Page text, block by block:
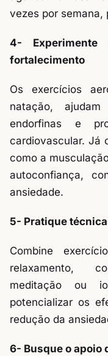
vezes por semana,
4- Experimente
fortalecimento
Os exercícios
natação,
endorfinas e
cardiovascular. Já
como a
autoconfiança,
ansiedade.
5- Pratique
Combine
relaxamento,
meditação ou
potencializar os
redução da
6- Busque o apoio